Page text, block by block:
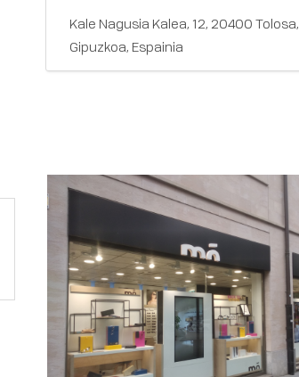
Kale Nagusia Kalea, 12, 20400 Tolosa,
Gipuzkoa, Espainia